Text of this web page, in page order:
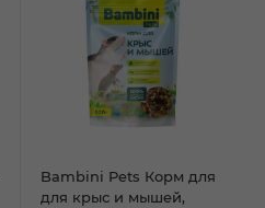
Bambini Pets Корм для
для крыс и мышей,